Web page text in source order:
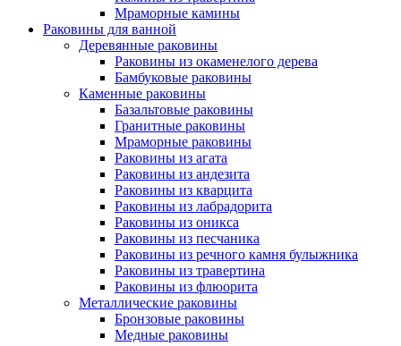
Мраморные камины
Раковины для ванной
Деревянные раковины
Раковины из окаменелого дерева
Бамбуковые раковины
Каменные раковины
Базальтовые раковины
Гранитные раковины
Мраморные раковины
Раковины из агата
Раковины из андезита
Раковины из кварцита
Раковины из лабрадорита
Раковины из оникса
Раковины из песчаника
Раковины из речного камня булыжника
Раковины из травертина
Раковины из флюорита
Металлические раковины
Бронзовые раковины
Медные раковины